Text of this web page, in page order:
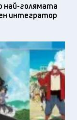
най-голямата
интегратор